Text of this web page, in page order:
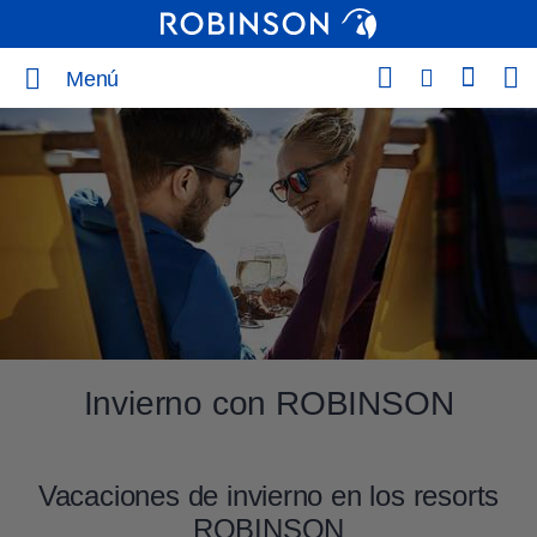
Menú
Invierno con ROBINSON
Vacaciones de invierno en los resorts
ROBINSON